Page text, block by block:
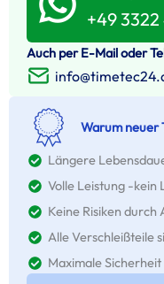
+49 3322
Auch per E-Mail oder
Warum neuer
Längere
Volle Leistung -kein
Keine Risiken durch
Alle Verschleißteile
Maximale